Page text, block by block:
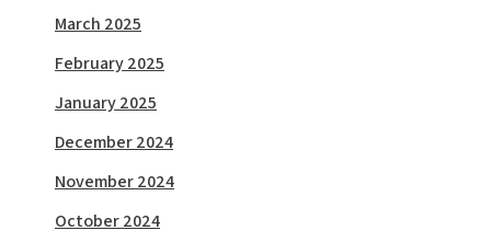
March 2025
February 2025
January 2025
December 2024
November 2024
October 2024